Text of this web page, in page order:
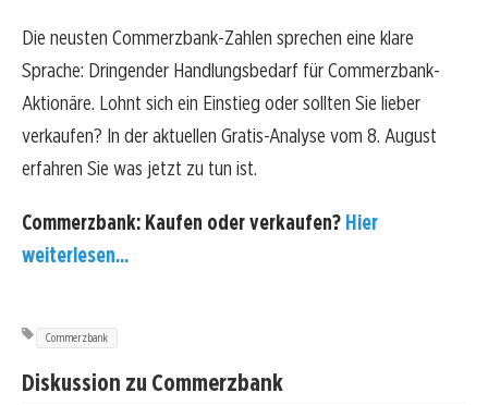
Die neusten Commerzbank-Zahlen sprechen eine klare
Sprache: Dringender Handlungsbedarf für Commerzbank-
Aktionäre. Lohnt sich ein Einstieg oder sollten Sie lieber
verkaufen? In der aktuellen Gratis-Analyse vom 8. August
erfahren Sie was jetzt zu tun ist.
Commerzbank: Kaufen oder verkaufen? Hier
weiterlesen...
Commerzbank
Diskussion zu Commerzbank